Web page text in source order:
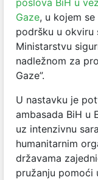
Gaze, u kojem
podršku u okviru
Ministarstvu
nadležnom za
Gaze”.
U nastavku je
ambasada BiH u
uz intenzivnu
humanitarnim
državama
pružanju pomoći